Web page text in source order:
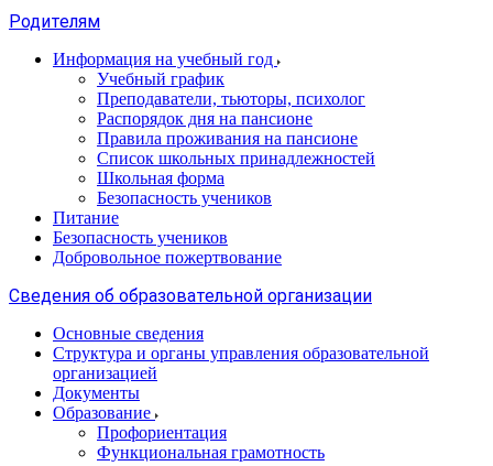
Родителям
Информация на учебный год
Учебный график
Преподаватели, тьюторы, психолог
Распорядок дня на пансионе
Правила проживания на пансионе
Список школьных принадлежностей
Школьная форма
Безопасность учеников
Питание
Безопасность учеников
Добровольное пожертвование
Сведения об образовательной организации
Основные сведения
Структура и органы управления образовательной
организацией
Документы
Образование
Профориентация
Функциональная грамотность